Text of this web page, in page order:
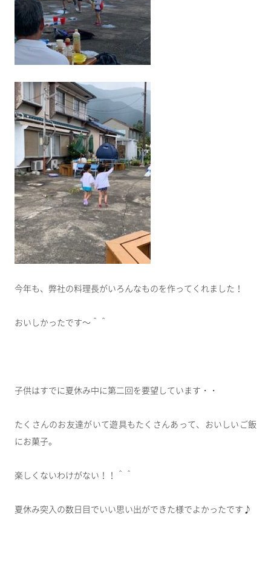
今年も、弊社の料理長がいろんなものを作ってくれました！
おいしかったです～＾＾
子供はすでに夏休み中に第二回を要望しています・・
たくさんのお友達がいて遊具もたくさんあって、おいしいご飯
にお菓子。
楽しくないわけがない！！＾＾
夏休み突入の数日目でいい思い出ができた様でよかったです♪